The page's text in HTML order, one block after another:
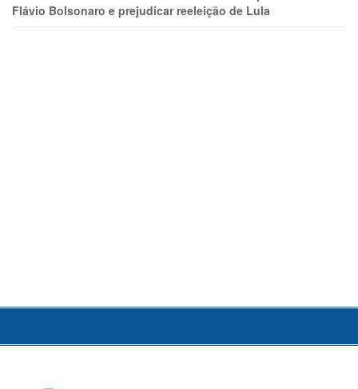
Flávio Bolsonaro e prejudicar reeleição de Lula